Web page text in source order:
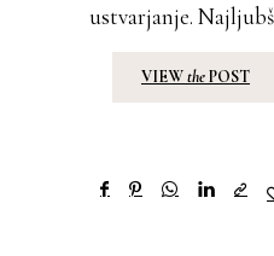
ustvarjanje.
VIEWthePOST